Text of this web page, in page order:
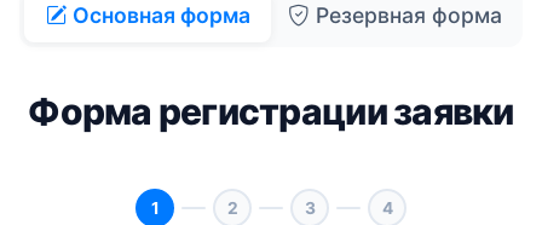
Основная форма Резервная форма
Форма регистрации заявки